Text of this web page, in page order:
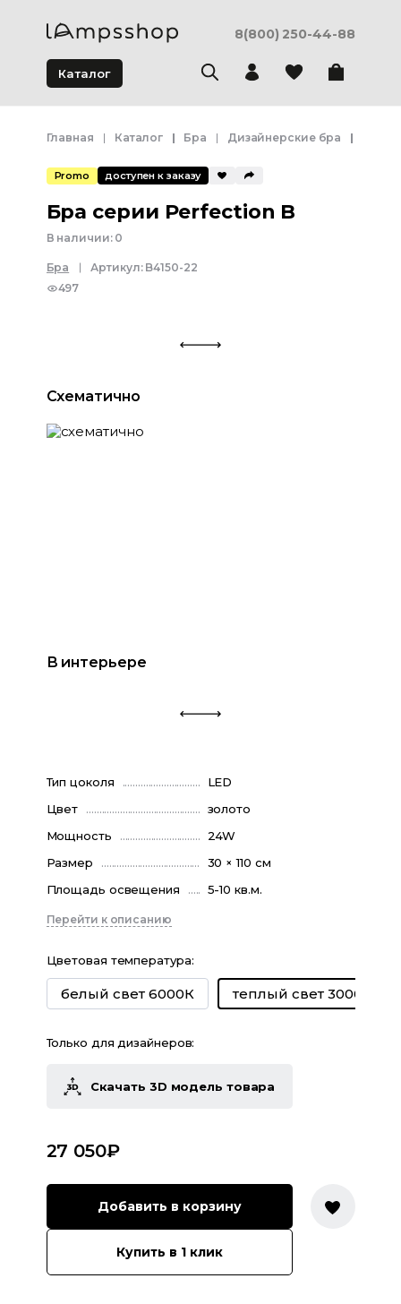
8(800) 250-44-88
Каталог
Главная Каталог Бра Дизайнерские бра
Promo доступен к заказу
Бра серии Perfection B
В наличии: 0
Бра Артикул: B4150-22
497
Схематично
В интерьере
Тип цоколя
LED
Цвет
золото
Мощность
24W
Размер
30 × 110 см
Площадь освещения
5-10 кв.м.
Перейти к описанию
Цветовая температура:
белый свет 6000К теплый свет 3000К
Только для дизайнеров:
Скачать 3D модель товара
27 050₽
Добавить в корзину
Купить в 1 клик